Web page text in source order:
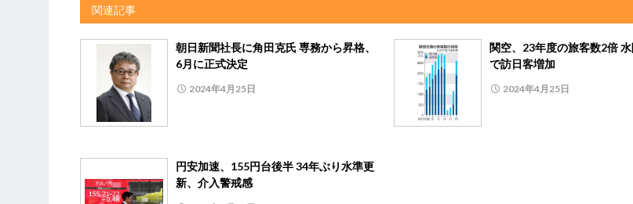
関連記事
朝日新聞社長に角田克氏 専務から昇格、
6月に正式決定
2024年4月25日
関空、23年度の旅客数2倍
で訪日客増加
2024年4月25日
円安加速、155円台後半 34年ぶり水準更
新、介入警戒感